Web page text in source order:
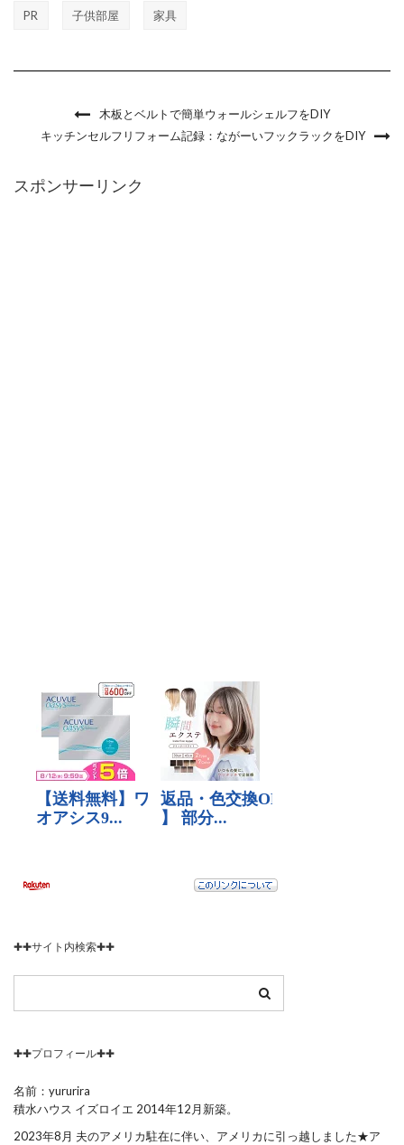
PR 子供部屋 家具
木板とベルトで簡単ウォールシェルフをDIY
キッチンセルフリフォーム記録：ながーいフックラックをDIY
スポンサーリンク
✚✚サイト内検索✚✚
✚✚プロフィール✚✚
名前：yururira
積水ハウス イズロイエ 2014年12月新築。
2023年8月 夫のアメリカ駐在に伴い、アメリカに引っ越しました★ア